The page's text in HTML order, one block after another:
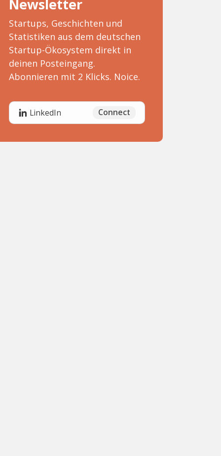
Newsletter
Startups, Geschichten und
Statistiken aus dem deutschen
Startup-Ökosystem direkt in
deinen Posteingang.
Abonnieren mit 2 Klicks. Noice.
LinkedIn Connect